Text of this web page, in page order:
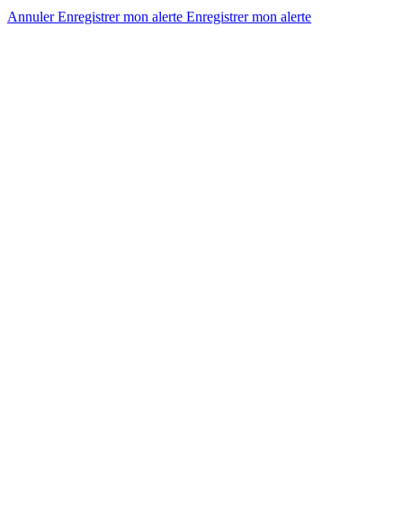
AnnulerEnregistrer mon alerte Enregistrermon alerte